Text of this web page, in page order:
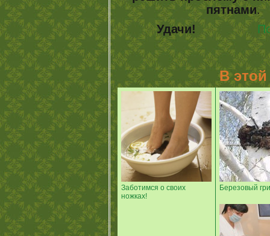
пятнами.
Удачи!
В
Заботимся о своих
ножках!
Березовый